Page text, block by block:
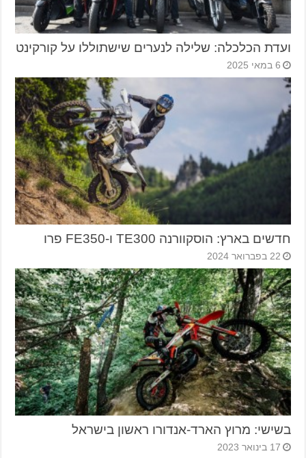
ועדת הכלכלה: שלילה לנערים שישתוללו על קורקינט
6 במאי 2025
חדשים בארץ: הוסקוורנה TE300 ו-FE350 פרו
22 בפברואר 2024
בשישי: מרוץ הארד-אנדורו ראשון בישראל
17 בינואר 2023